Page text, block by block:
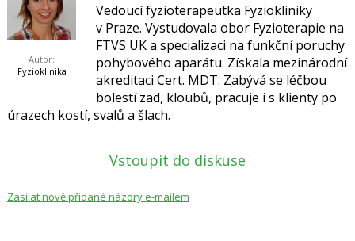
Autor:
Fyzioklinika
Vedoucí fyzioterapeutka Fyziokliniky
v Praze. Vystudovala obor Fyzioterapie na
FTVS UK a specializaci na funkční poruchy
pohybového aparátu. Získala mezinárodní
akreditaci Cert. MDT. Zabývá se léčbou
bolestí zad, kloubů, pracuje i s klienty po
úrazech kostí, svalů a šlach.
Vstoupit do diskuse
Zasílat nově přidané názory e-mailem